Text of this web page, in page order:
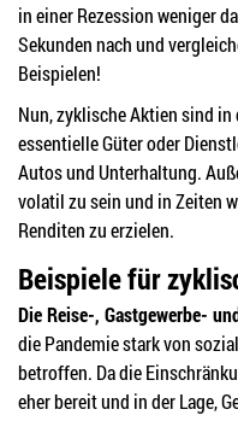
in einer Rezession weniger
Sekunden nach und
Beispielen!
Nun, zyklische Aktien sind
essentielle Güter oder
Autos und Unterhaltung.
volatil zu sein und in Zeiten
Renditen zu erzielen.
Beispiele für
Die Reise-, Gastgewerbe-
die Pandemie stark von
betroffen. Da die
eher bereit und in der Lage,